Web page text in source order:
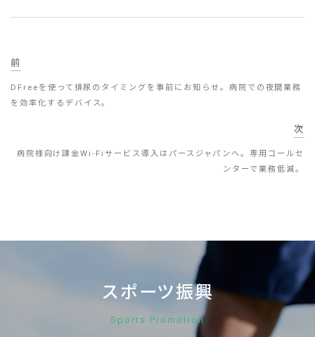
前
DFreeを使って排尿のタイミングを事前にお知らせ。病院での夜間業務
を効率化するデバイス。
次
病院様向け課金Wi-Fiサービス導入はパースジャパンへ。専用コールセ
ンターで業務低減。
スポーツ振興
Sports Promotion